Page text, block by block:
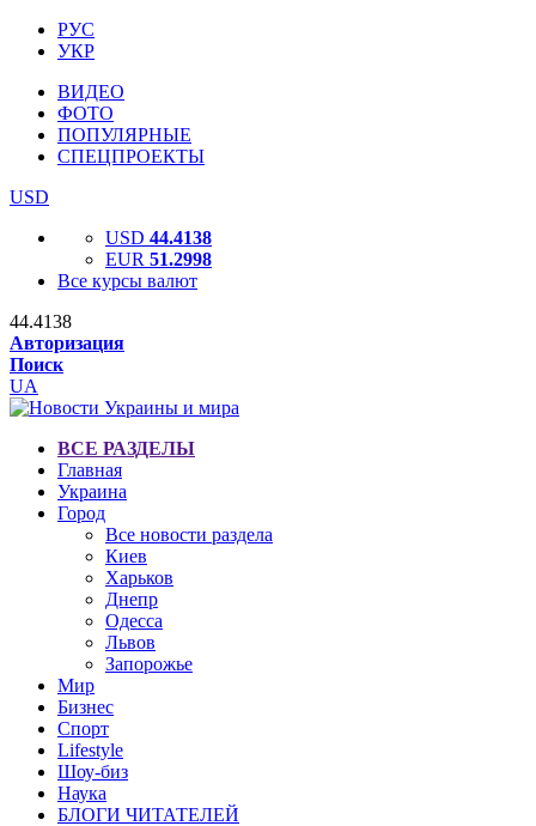
РУС
УКР
ВИДЕО
ФОТО
ПОПУЛЯРНЫЕ
СПЕЦПРОЕКТЫ
USD
USD 44.4138
EUR 51.2998
Все курсы валют
44.4138
Авторизация
Поиск
UA
ВСЕ РАЗДЕЛЫ
Главная
Украина
Город
Все новости раздела
Киев
Харьков
Днепр
Одесса
Львов
Запорожье
Мир
Бизнес
Спорт
Lifestyle
Шоу-биз
Наука
БЛОГИ ЧИТАТЕЛЕЙ